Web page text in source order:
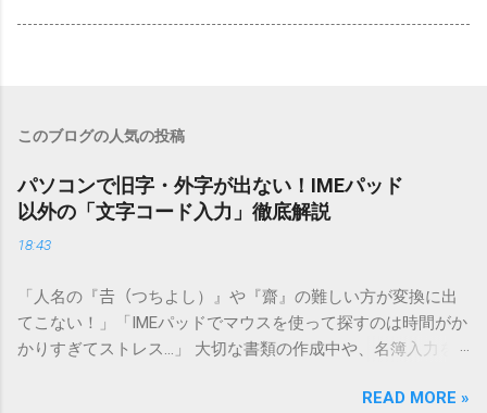
このブログの人気の投稿
パソコンで旧字・外字が出ない！IMEパッド
以外の「文字コード入力」徹底解説
18:43
「人名の『𠮷（つちよし）』や『齋』の難しい方が変換に出
てこない！」「IMEパッドでマウスを使って探すのは時間がか
かりすぎてストレス…」 大切な書類の作成中や、名簿入力を
てしまいますよね。多くの人が「IMEパッド（手書き入力）」
READ MORE »